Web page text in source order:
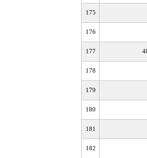
175
176
177
178
179
180
181
182